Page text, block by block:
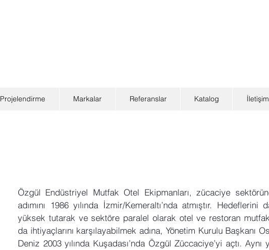
Projelendirme Markalar Referanslar Katalog İletişim
Özgül Endüstriyel Mutfak Otel Ekipmanları, zücaciye
adımını 1986 yılında İzmir/Kemeraltı’nda atmıştır. Hedeflerini
yüksek tutarak ve sektöre paralel olarak otel ve restoran
da ihtiyaçlarını karşılayabilmek adına, Yönetim Kurulu Başkanı
Deniz 2003 yılında Kuşadası’nda Özgül Züccaciye’yi açtı. Aynı